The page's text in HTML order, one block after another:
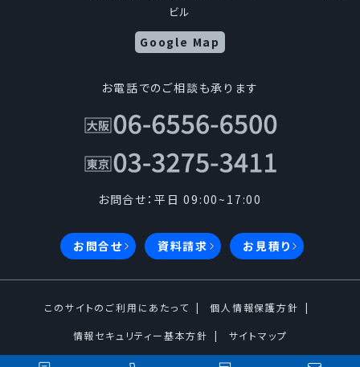
定めます。当社はこの方針を全役員、全従業者に周知
徹底させて、実行、改善、維持します。
当社は、適法かつ公正な手段によって個人情報を取得
2.個人情報の利用について
1.当社は、事業の内容及び規模を考慮し、個人情報
を取得の際に示した利用目的の範囲内で、業務
の遂行に必要な限りにおいて利用し、目的の達
成に必要な範囲を超えた個人情報の取扱い（目
的外利用）は行いません。また、目的外利用を行
ビル
Google Map
お電話でのご相談も承ります
お問合せ：平日 09:00~17:00
お問合せ 資料請求 お見積り
このサイトのご利用にあたって 個人情報保護方針
情報セキュリティー基本方針 サイトマップ